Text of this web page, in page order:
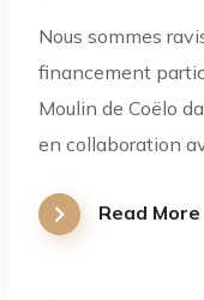
Nous sommes
financement
Moulin de Coëlo
en collaboration
Read More